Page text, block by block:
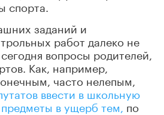
спорта.
заданий и
работ далеко не
вопросы родителей,
Как, например,
часто нелепым,
ввести в школьную
в ущерб тем, по